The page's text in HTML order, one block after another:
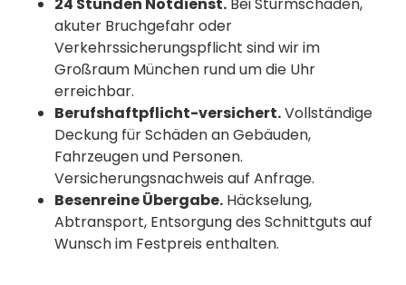
akuter Bruchgefahr oder
Verkehrssicherungspflicht sind wir im
Großraum München rund um die Uhr
erreichbar.
Berufshaftpflicht-versichert.Vollständige
Deckung für Schäden an Gebäuden,
Fahrzeugen und Personen.
Versicherungsnachweis auf Anfrage.
Besenreine Übergabe. Häckselung,
Abtransport, Entsorgung des Schnittguts auf
Wunsch im Festpreis enthalten.